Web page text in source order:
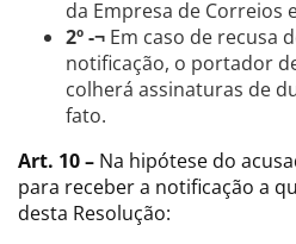
da Empresa de Correios
2º -¬ Em caso de recusa
notificação, o portador
colherá assinaturas de
fato.
Art. 10 – Na hipótese do
para receber a notificação a
desta Resolução: